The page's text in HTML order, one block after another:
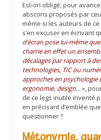
Est-on obligé, pour
abscons proposés par
même si les auteurs de
s’en excuser en écrivant
d’écran pose lui-même
charrie en effet un
décalages par rapport à
technologies, TIC ou
approches en psychologie
ergonomie, design…»,
de ce legs inutile inventé
en précisant d’emblée
questionner ?
Métonymie,